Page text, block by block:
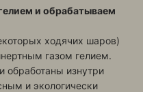
и обрабатываем
ходячих шаров)
газом гелием.
обработаны изнутри
и экологически